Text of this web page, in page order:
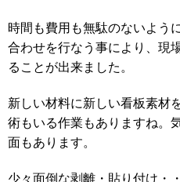
時間も費用も無駄のないよう
合わせを行なう事により、現
ることが出来ました。
新しい材料に新しい看板素材
術もいる作業もありますね。
面もあります。
少々面倒な剥離・貼り付け・